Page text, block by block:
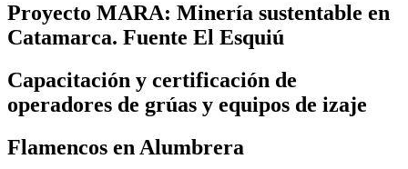
Proyecto MARA: Minería sustentable en
Catamarca. Fuente El Esquiú
Capacitación y certificación de
operadores de grúas y equipos de izaje
Flamencos en Alumbrera